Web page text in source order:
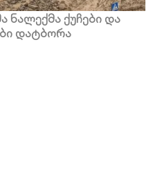
ნალექმა ქუჩები და
დატბორა